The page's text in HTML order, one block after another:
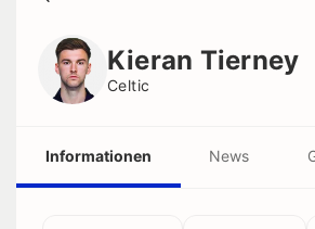
Kieran Tierney
Celtic
Informationen News